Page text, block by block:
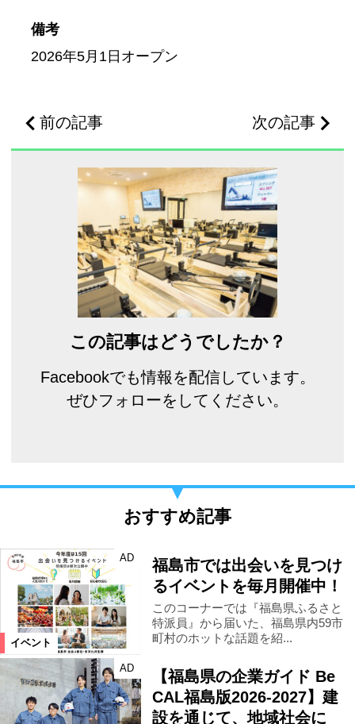
備考
2026年5月1日オープン
前の記事 次の記事
この記事はどうでしたか？
Facebookでも情報を配信しています。
ぜひフォローをしてください。
おすすめ記事
イベント
AD
福島市では出会いを見つけ
るイベントを毎月開催中！
このコーナーでは『福島県ふるさと
特派員』から届いた、福島県内59市
町村のホットな話題を紹...
AD
【福島県の企業ガイド Be
CAL福島版2026-2027】建
設を通じて、地域社会に